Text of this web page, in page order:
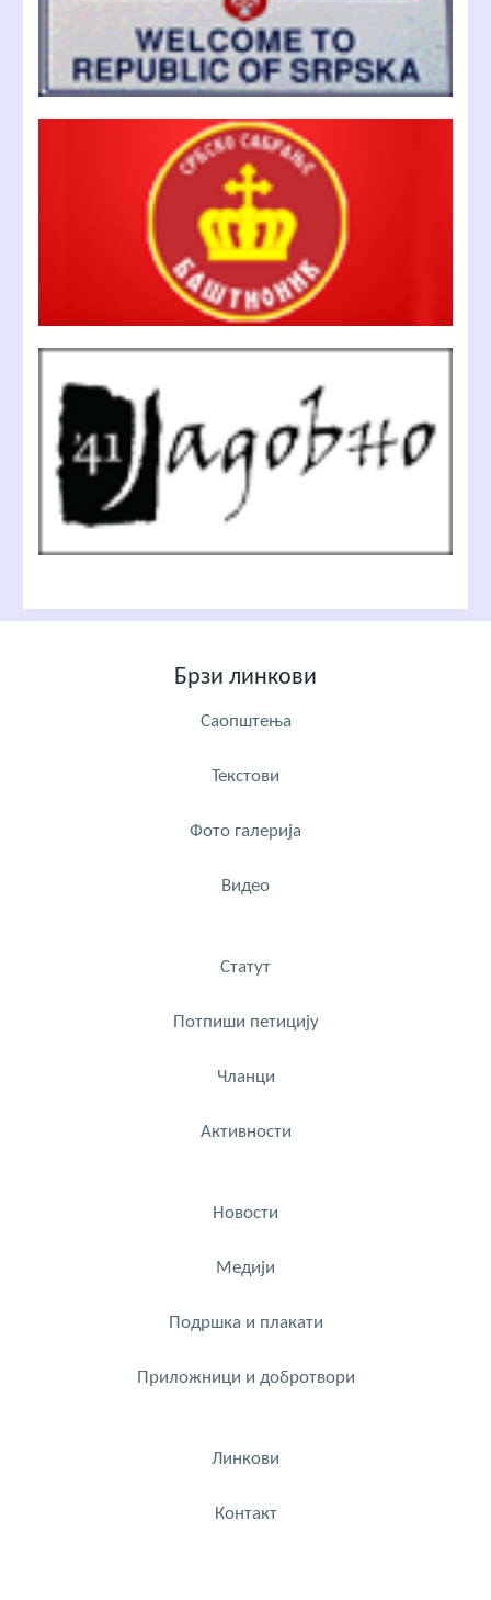
Брзи линкови
Саопштења
Текстови
Фото галерија
Видео
Статут
Потпиши петицију
Чланци
Активности
Новости
Медији
Подршка и плакати
Приложници и добротвори
Линкови
Контакт